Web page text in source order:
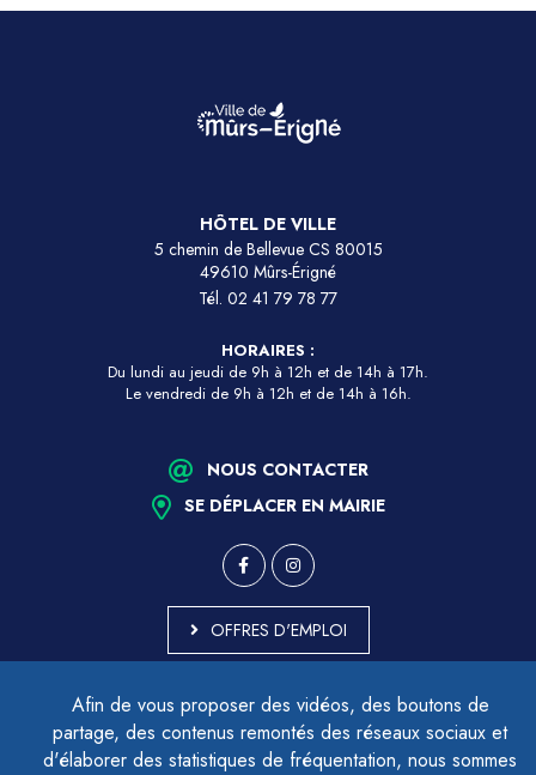
Afin de vous proposer des vidéos, des boutons de
partage, des contenus remontés des réseaux sociaux et
d'élaborer des statistiques de fréquentation, nous sommes
HÔTEL DE VILLE
5 chemin de Bellevue CS 80015
49610 Mûrs-Érigné
Tél. 02 41 79 78 77
HORAIRES :
Du lundi au jeudi de 9h à 12h et de 14h à 17h.
Le vendredi de 9h à 12h et de 14h à 16h.
NOUS CONTACTER
SE DÉPLACER EN MAIRIE
OFFRES D'EMPLOI
ACCESSIBILITÉ - PARTIELLEMENT CONFORME
PLAN DU SITE
MENTIONS LÉGALES